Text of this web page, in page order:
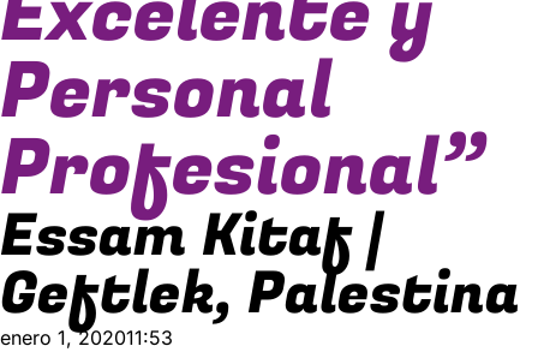
Personal
Profesional”
Essam Kitaf |
Geftlek, Palestina
enero 1, 202011:53